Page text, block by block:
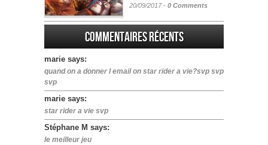
20/09/2017 - 0 Comments
Commentaires récents
marie says:
quand on a donner l email on star rider a vie?svp svp
svp
marie says:
star rider a vie svp
Stéphane M says:
le meilleur jeu